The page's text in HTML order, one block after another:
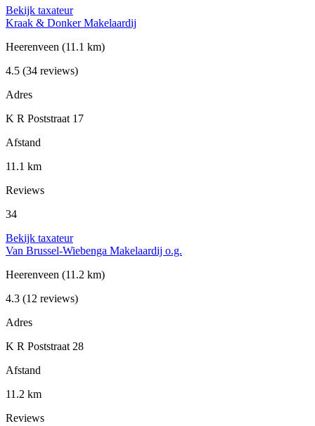
Bekijk taxateur
Kraak & Donker Makelaardij
Heerenveen (11.1 km)
4.5 (34 reviews)
Adres
K R Poststraat 17
Afstand
11.1 km
Reviews
34
Bekijk taxateur
Van Brussel-Wiebenga Makelaardij o.g.
Heerenveen (11.2 km)
4.3 (12 reviews)
Adres
K R Poststraat 28
Afstand
11.2 km
Reviews